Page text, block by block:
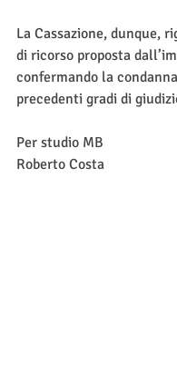
La Cassazione, dunque,
di ricorso proposta
confermando la
precedenti gradi di
Per studio MB
Roberto Costa